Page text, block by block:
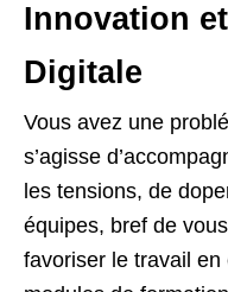
Innovation
Digitale
Vous avez une
s’agisse
les tensions, de
équipes, bref de
favoriser le travail